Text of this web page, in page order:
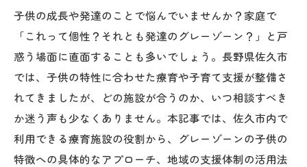
子供の成長や発達のことで悩んでいませんか？家庭で
「これって個性？それとも発達のグレーゾーン？」と戸
惑う場面に直面することも多いでしょう。長野県佐久市
では、子供の特性に合わせた療育や子育て支援が整備さ
れてきましたが、どの施設が合うのか、いつ相談すべき
か迷う声も少なくありません。本記事では、佐久市内で
利用できる療育施設の役割から、グレーゾーンの子供の
特徴への具体的なアプローチ、地域の支援体制の活用法